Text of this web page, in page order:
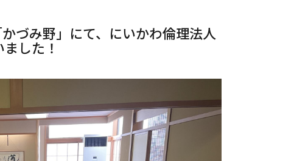
づみ野」にて、にいかわ倫理法人
した！